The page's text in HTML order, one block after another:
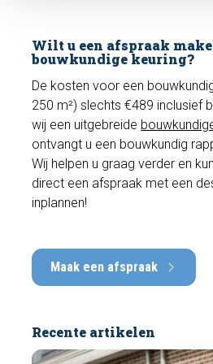
Wilt u een afspraak
bouwkundige keuring?
De kosten voor een
250 m²) slechts €489 inclusief
wij een uitgebreide
ontvangt u een bouwkundig
Wij helpen u graag verder en
direct een afspraak met een
inplannen!
Maak een afspraak
Recente artikelen